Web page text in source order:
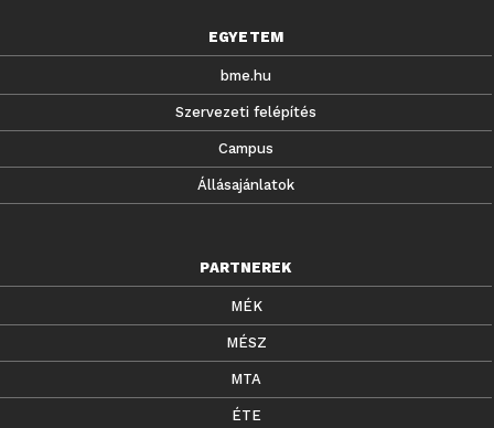
EGYETEM
bme.hu
Szervezeti felépítés
Campus
Állásajánlatok
PARTNEREK
MÉK
MÉSZ
MTA
ÉTE